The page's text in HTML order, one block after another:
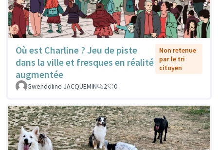
Où est Charline ? Jeu de piste
dans la ville et fresques en réalité
augmentée
Non retenue
par le tri
citoyen
Gwendoline JACQUEMIN 2 0